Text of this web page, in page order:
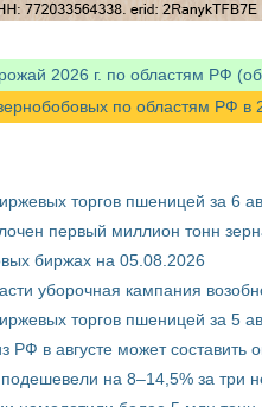
2026 г. по областям РФ
по областям РФ в
торгов пшеницей за 6
первый миллион тонн
биржах на 05.08.2026
уборочная кампания
торгов пшеницей за 5
РФ в августе может составить
на 8–14,5% за три